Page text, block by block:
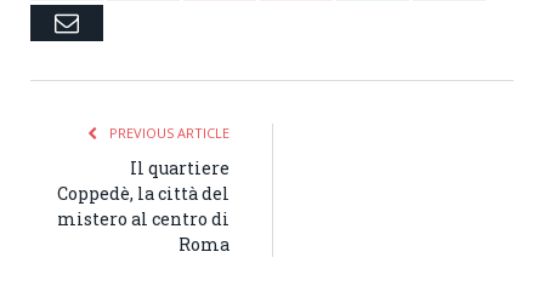
Email
PREVIOUS ARTICLE
Il quartiere
Coppedè, la città del
mistero al centro di
Roma